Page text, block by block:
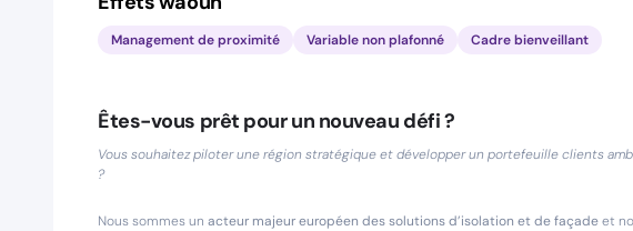
Management de proximité Variable non plafonné Cadre bienveillant
Êtes-vous prêt pour un nouveau défi ?
Vous souhaitez piloter une région stratégique et développer un portefeuille clients
?
Nous sommes un acteur majeur européen des solutions d’isolation et de façadeet